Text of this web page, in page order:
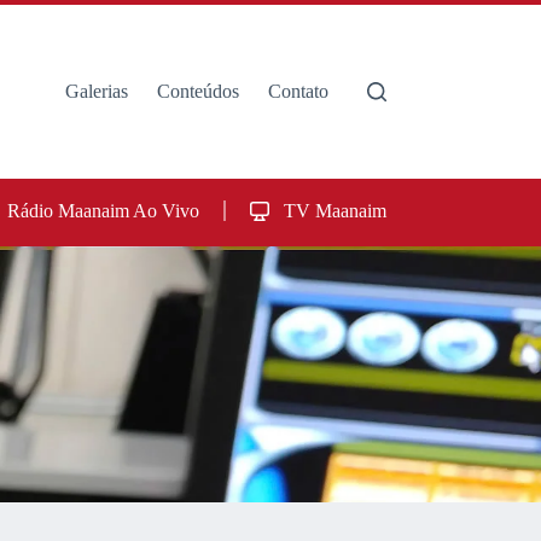
Galerias Conteúdos Contato
Rádio Maanaim Ao Vivo TV Maanaim